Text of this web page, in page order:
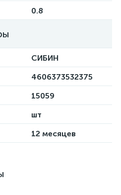
0.8
СИБИН
4606373532375
15059
шт
12 месяцев